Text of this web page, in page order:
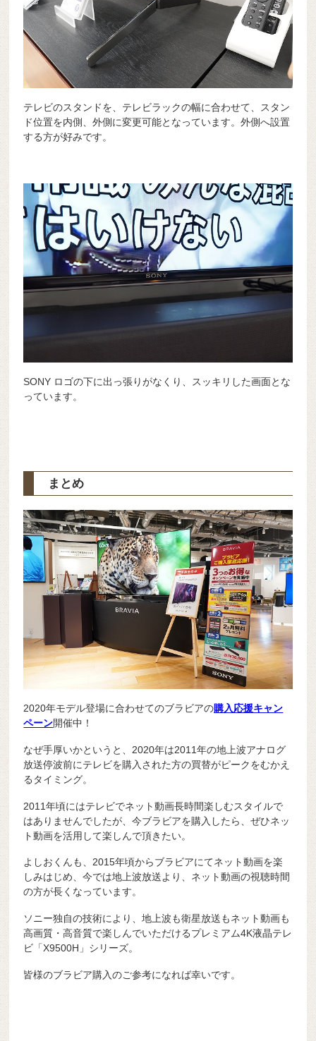
テレビのスタンドを、テレビラックの幅に合わせて、スタン
ド位置を内側、外側に変更可能となっています。外側へ設置
する方が好みです。
SONY ロゴの下に出っ張りがなくり、スッキリした画面とな
っています。
まとめ
2020年モデル登場に合わせてのブラビアの購入応援キャン
ペーン開催中！
なぜ手厚いかというと、2020年は2011年の地上波アナログ
放送停波前にテレビを購入された方の買替がピークをむかえ
るタイミング。
2011年頃にはテレビでネット動画長時間楽しむスタイルで
はありませんでしたが、今ブラビアを購入したら、ぜひネッ
ト動画を活用して楽しんで頂きたい。
よしおくんも、2015年頃からブラビアにてネット動画を楽
しみはじめ、今では地上波放送より、ネット動画の視聴時間
の方が長くなっています。
ソニー独自の技術により、地上波も衛星放送もネット動画も
高画質・高音質で楽しんでいただけるプレミアム4K液晶テレ
ビ「X9500H」シリーズ。
皆様のブラビア購入のご参考になれば幸いです。